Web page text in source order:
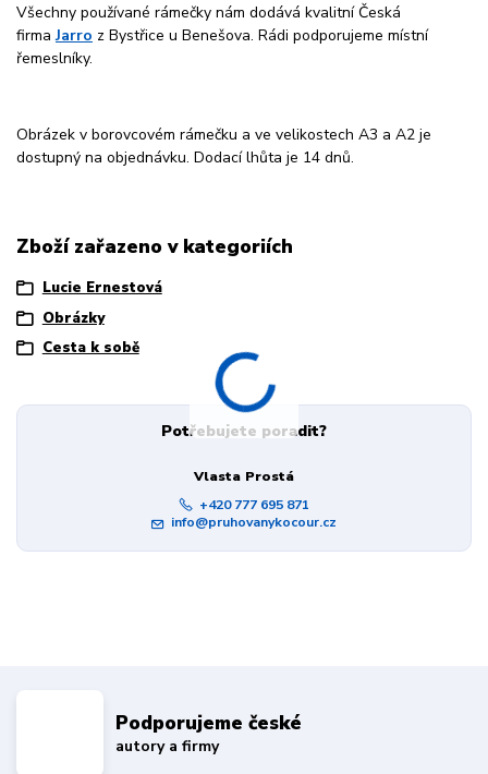
Všechny používané rámečky nám dodává kvalitní Česká
firmaJarro z Bystřice u Benešova. Rádi podporujeme místní
řemeslníky.
Obrázek v borovcovém rámečku a ve velikostech A3 a A2 je
dostupný na objednávku. Dodací lhůta je 14 dnů.
Zboží zařazeno v kategoriích
Lucie Ernestová
Obrázky
Cesta k sobě
Potřebujete poradit?
Vlasta Prostá
+420 777 695 871
info@pruhovanykocour.cz
Podporujeme české
autory a firmy